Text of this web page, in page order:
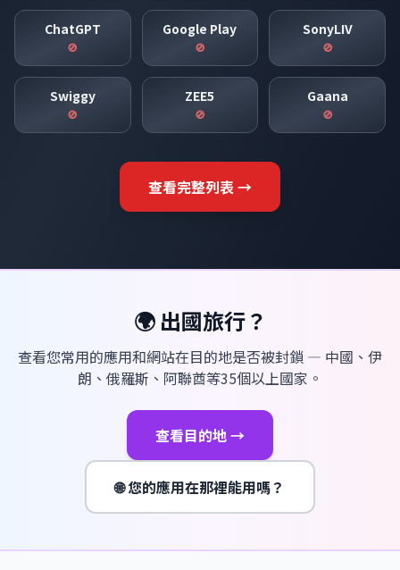
ChatGPT
🚫
Google Play
🚫
SonyLIV
🚫
Swiggy
🚫
ZEE5
🚫
Gaana
🚫
查看完整列表 →
🌍 出國旅行？
查看您常用的應用和網站在目的地是否被封鎖 — 中國、伊
朗、俄羅斯、阿聯酋等35個以上國家。
查看目的地 →
🌐 您的應用在那裡能用嗎？